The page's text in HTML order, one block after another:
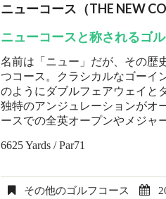
ニューコース（THE NEW
ニューコースと称されるゴ
名前は「ニュー」だが、その歴
つコース。クラシカルなゴーイ
のようにダブルフェアウェイと
独特のアンジュレーションがオ
ースでの全英オープンやメジャ
6625 Yards / Par71
その他のゴルフコース